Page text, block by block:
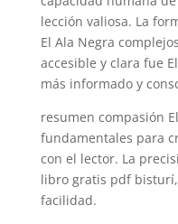
lección valiosa. La
El Ala Negra
accesible y clara fue
más informado y
resumen compasión
fundamentales para
con el lector. La
libro gratis pdf
facilidad.